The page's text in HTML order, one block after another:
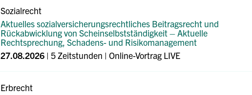
Sozialrecht
Aktuelles sozialversicherungsrechtliches Beitragsrecht und
Rückabwicklung von Scheinselbstständigkeit – Aktuelle
Rechtsprechung, Schadens- und Risikomanagement
27.08.2026 | 5 Zeitstunden | Online-Vortrag LIVE
Erbrecht